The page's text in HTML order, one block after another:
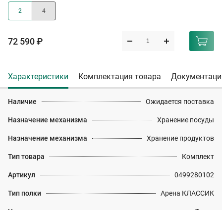
2 4
72 590 ₽
Характеристики Комплектация товара
Наличие Ожидается поставка
Назначение механизма Хранение посуды
Назначение механизма Хранение продуктов
Тип товара Комплект
Артикул 0499280102
Тип полки Арена КЛАССИК